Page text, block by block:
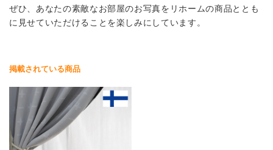
ぜひ、あなたの素敵なお部屋のお写真をリホームの商品ととも
に見せていただけることを楽しみにしています。
掲載されている商品